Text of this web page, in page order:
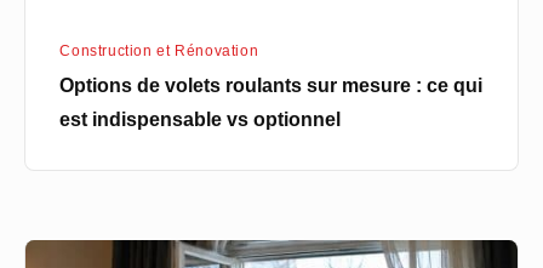
optionnel
Construction et Rénovation
Options de volets roulants sur mesure : ce qui
est indispensable vs optionnel
Aérer